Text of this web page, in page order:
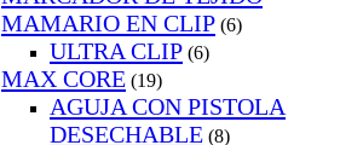
MAMARIO EN CLIP (6)
ULTRA CLIP (6)
MAX CORE (19)
AGUJA CON PISTOLA
DESECHABLE (8)